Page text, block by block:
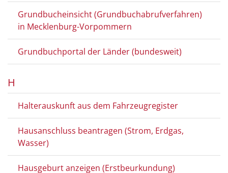
Grundbucheinsicht (Grundbuchabrufverfahren)
in Mecklenburg-Vorpommern
Grundbuchportal der Länder (bundesweit)
H
Halterauskunft aus dem Fahrzeugregister
Hausanschluss beantragen (Strom, Erdgas,
Wasser)
Hausgeburt anzeigen (Erstbeurkundung)